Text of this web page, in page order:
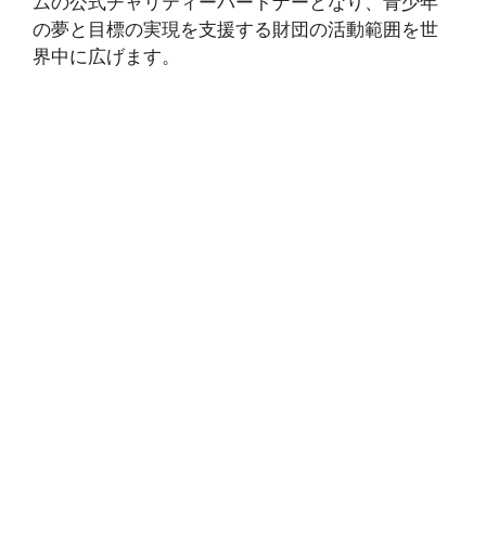
の夢と目標の実現を支援する財団の活動範囲を世
界中に広げます。